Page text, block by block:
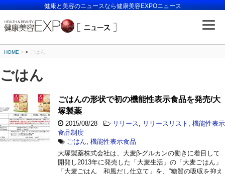
健康と美容のニュースなら健康美容EXPOニュース
HOME > ごはん
ごはん
ごはんの形状で初の機能性表示食品を発売/大
塚製薬
2015/08/28 - リリース リリースリスト
機能性表示
食品制度
ごはん 機能性表示食品
大塚製薬株式会社は、大麦β-グルカンの働きに着目して
開発し2013年に発売した「大麦生活」の「大麦ごはん」
「大麦ごはん 和風だし仕立て」を、“糖質の吸収を抑え